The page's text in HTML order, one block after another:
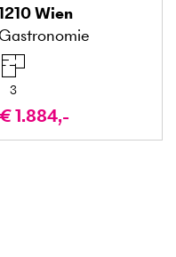
Wien
3
1.884,-